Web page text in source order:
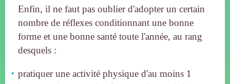
Enfin, il ne faut pas oublier d'adopter un certain
nombre de réflexes conditionnant une bonne
forme et une bonne santé toute l'année, au rang
desquels :
pratiquer une activité physique d'au moins 1